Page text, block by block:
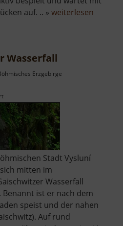
auf. .. » weiterlesen
Wasserfall
Erzgebirge
Stadt Vysluní
mitten im
Wasserfall
Benannt ist er nach dem
speist und der nahen
Auf rund